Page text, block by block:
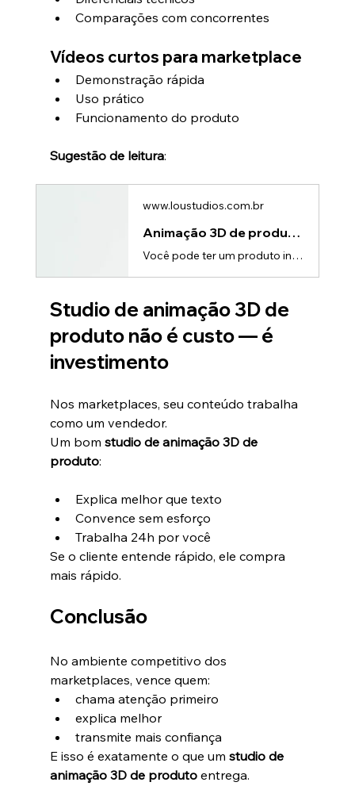
Comparações com concorrentes
Vídeos curtos para marketplace
Demonstração rápida
Uso prático
Funcionamento do produto
Sugestão de leitura:
www.loustudios.com.br
Animação 3D de produto para redes sociais que converte
Você pode ter um produto incrível.Mas se ele não chama atenção nos primeiros segundos nas redes sociais…👉 ele simplesmente não existe.Hoje, marcas que crescem rápido entenderam uma coisa:👉 Animação 3D de produto para redes sociais não é estética — é performance.O novo cenário das redes sociaisO usuário: • rola rápido • decide em segundos • ignora conteúdo comumIsso cria uma regra clara:👉 ou seu conteúdo impacta imediatamente, ou ele é ignoradoPor que o 3D funciona tão bem no socialA animação
Studio de animação 3D de
produto não é custo — é
investimento
Nos marketplaces, seu conteúdo trabalha
como um vendedor.
Um bom studio de animação 3D de
produto:
Explica melhor que texto
Convence sem esforço
Trabalha 24h por você
Se o cliente entende rápido, ele compra
mais rápido.
Conclusão
No ambiente competitivo dos
marketplaces, vence quem:
chama atenção primeiro
explica melhor
transmite mais confiança
E isso é exatamente o que um studio de
animação 3D de produto entrega.